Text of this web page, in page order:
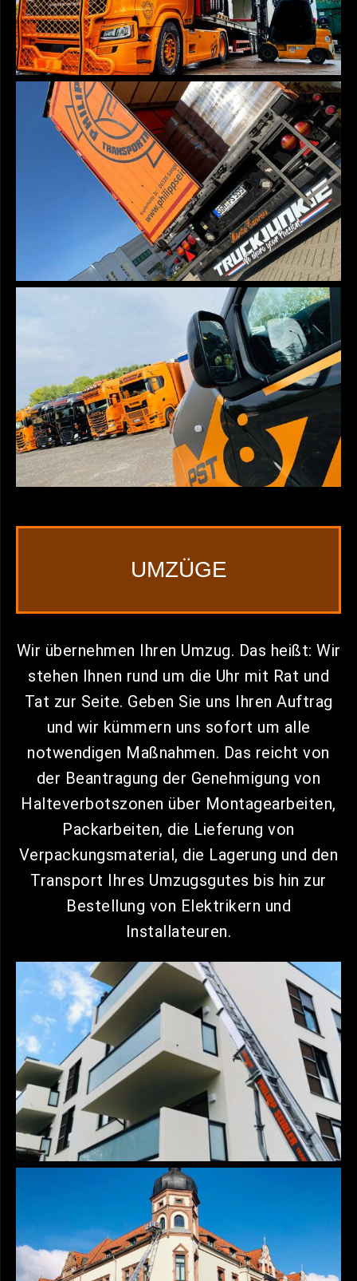
UMZÜGE
Wir übernehmen Ihren Umzug. Das heißt: Wir
stehen Ihnen rund um die Uhr mit Rat und
Tat zur Seite. Geben Sie uns Ihren Auftrag
und wir kümmern uns sofort um alle
notwendigen Maßnahmen. Das reicht von
der Beantragung der Genehmigung von
Halteverbotszonen über Montagearbeiten,
Packarbeiten, die Lieferung von
Verpackungsmaterial, die Lagerung und den
Transport Ihres Umzugsgutes bis hin zur
Bestellung von Elektrikern und
Installateuren.